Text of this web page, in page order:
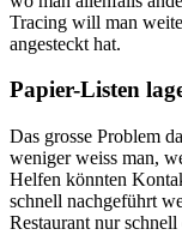
Tracing will man
angesteckt hat.
Papier-Listen
Das grosse Problem
weniger weiss man,
Helfen könnten
schnell nachgeführt
Restaurant nur